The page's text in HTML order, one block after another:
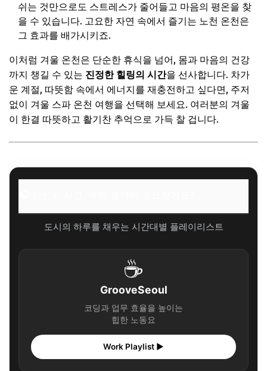
따끈한 국물이 최고! 온천 후 즐기기 좋은 따뜻한 음식
🎧 당신의 시간, 어떤 음악이 필요한가요?
✨ 당신을 위한 큐레이션
완벽한 겨울 온천 여행을 위한 준비물 & 꿀팁
🎧 당신의 시간, 어떤 음악이 필요한가요?
✨ 당신을 위한 큐레이션
🎧 당신의 시간, 어떤 음악이 필요한가요?
마무리 & 팁: 나만의 완벽한 겨울 힐링을 위한 마지막 조언
🎧 당신의 시간, 어떤 음악이 필요한가요?
쉬는 것만으로도 스트레스가 줄어들고 마음의 평온을 찾
을 수 있습니다. 고요한 자연 속에서 즐기는 노천 온천은
그 효과를 배가시키죠.
이처럼 겨울 온천은 단순한 휴식을 넘어, 몸과 마음의 건강
까지 챙길 수 있는 진정한 힐링의 시간을 선사합니다. 차가
운 계절, 따뜻함 속에서 에너지를 재충전하고 싶다면, 주저
없이 겨울 스파 온천 여행을 선택해 보세요. 여러분의 겨울
이 한결 따뜻하고 활기찬 추억으로 가득 찰 겁니다.
도시의 하루를 채우는 시간대별 플레이리스트
☕
GrooveSeoul
코딩과 업무 효율을 높이는
힙한 노동요
Work Playlist ▶